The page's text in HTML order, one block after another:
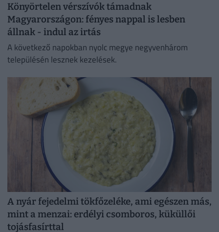
Könyörtelen vérszívók támadnak
Magyarországon: fényes nappal is lesben
állnak - indul az irtás
A következő napokban nyolc megye negyvenhárom
településén lesznek kezelések.
A nyár fejedelmi tökfőzeléke, ami egészen más,
mint a menzai: erdélyi csomboros, küküllői
tojásfasírttal